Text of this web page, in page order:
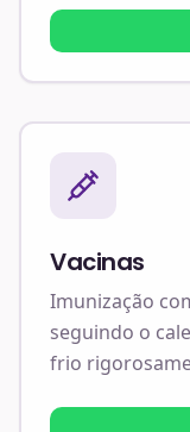
Vacinas
Imunização
seguindo o
frio